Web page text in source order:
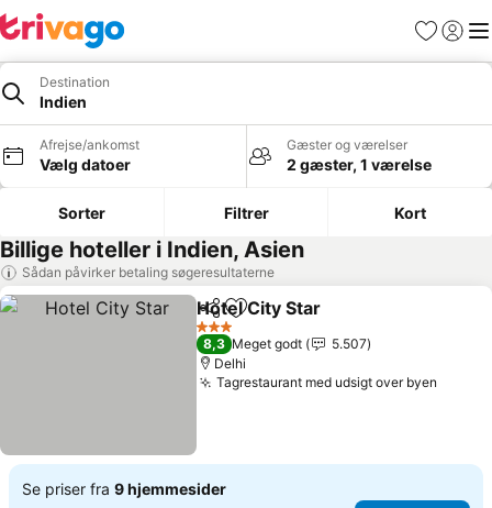
Favoritter
Log ind
Destination
Indien
Afrejse/ankomst
Vælg datoer
Gæster og værelser
2 gæster, 1 værelse
Sorter Filtrer Kort
Billige hoteller i Indien, Asien
Sådan påvirker betaling søgeresultaterne
Del Føj til favoritter
Hotel City Star
3 Stjerner
8,3 Meget godt
5.507
Delhi
Tagrestaurant med udsigt over byen
Se priser fra 9 hjemmesider